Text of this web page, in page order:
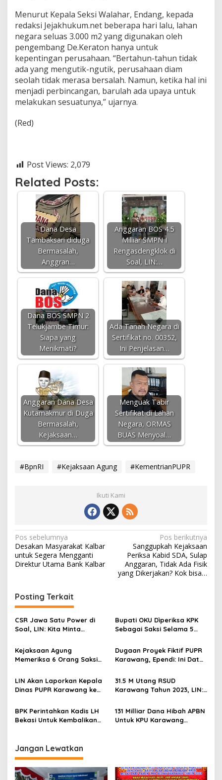
Menurut Kepala Seksi Walahar, Endang, kepada
redaksi Jejakhukum.net beberapa hari lalu, lahan
negara seluas 3.000 m2 yang digunakan oleh
pengembang De.Keraton hanya untuk
kepentingan perusahaan. “Bertahun-tahun tidak
ada yang mengutik-ngutik, perusahaan diam
seolah tidak merasa bersalah. Namun, ketika hal ini
menjadi perbincangan, barulah ada upaya untuk
melakukan sesuatunya,” ujarnya.
(Red)
Post Views: 2,079
Related Posts:
Dana Desa
Tambaksari diduga
Bermasalah,
Anggran…
Anggaran BOS 4.5
Milliar SMPN I
Rengasdengklok di
Soal, LIN:…
Dana BOS SMPN 2
Telukjambe Timur:
Siapa yang
Menikmati?
Ada Tanah Negara di
Sertifikat no. 00352,
Ini Penjelasan…
Anggaran Dana Desa
Kutamakmur di Duga
Bermasalah,
Kejaksaan…
Menguak Tabir
Sertifikat di Lahan
Negara, ORMAS
BUAS Menyoal…
#BpnRI #Kejaksaan Agung #KementrianPUPR
Ikuti Kami
N
a
v
g
a
s
i
p
o
s
Pos sebelumnya
Desakan Masyarakat Kalbar
untuk Segera Mengganti
Direktur Utama Bank Kalbar
Pos berikutnya
Sanggupkah Kejaksaan
Periksa Kabid SDA, Sulap
Anggaran, Tidak Ada Fisik
yang Dikerjakan? Kok bisa…
Posting Terkait
CSR Jawa Satu Power di
Soal, LIN: Kita Minta
Anggaran Tiga tahun
Kebelakang
Bupati OKU Dìperiksa KPK
Sebagai Saksi Selama 5
Kejaksaan Agung
Memeriksa 6 Orang Saksi
Mentah PT Pertamina
Dugaan Proyek Fiktif PUPR
Karawang, Ependi: Ini Data
Jelaskan, Kok Gunakan
Tangan Lain
LIN Akan Laporkan Kepala
Dinas PUPR Karawang ke
31.5 M Utang RSUD
Karawang Tahun 2023, LIN:
BPK Perintahkan Kadis LH
Bekasi Untuk Kembalikan
131 Milliar Dana Hibah APBN
Untuk KPU Karawang
Jangan Lewatkan